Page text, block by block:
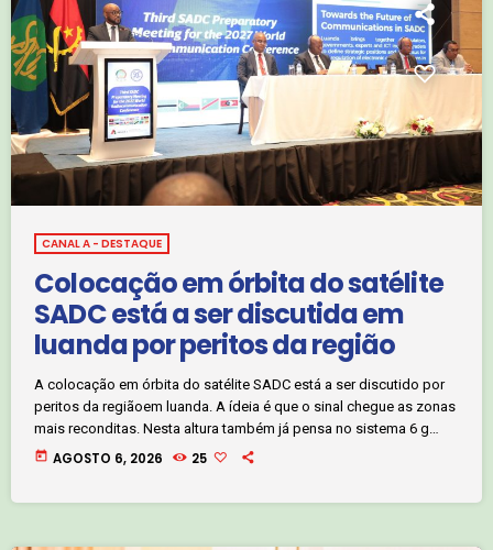
CANAL A - DESTAQUE
Colocação em órbita do satélite
SADC está a ser discutida em
luanda por peritos da região
A colocação em órbita do satélite SADC está a ser discutido por
peritos da regiãoem luanda. A ídeia é que o sinal chegue as zonas
mais reconditas. Nesta altura também já pensa no sistema 6 g
com o objetivo de acelerar as comunicações na região. Estes
today AGOSTO 6, 2026 25